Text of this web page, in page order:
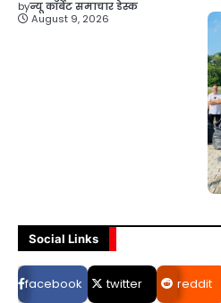
byन्यू कॉर्बेट समाचार डेस्क
August 9, 2026
Social Links
facebook twitter reddit